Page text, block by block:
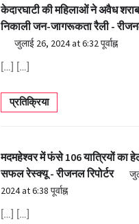
केदारघाटी की महिलाओं ने अवैध
निकाली जन-जागरूकता रैली - रीजनल
जुलाई 26, 2024 at 6:32 पूर्वाह्न
[…] […]
प्रतिक्रिया
मदमहेश्वर में फंसे 106 यात्रियों का
सफल रेस्क्यू - रीजनल रिपोर्टर
2024 at 6:38 पूर्वाह्न
[…] […]